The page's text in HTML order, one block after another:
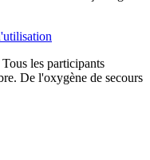
les participants
De l'oxygène de secours